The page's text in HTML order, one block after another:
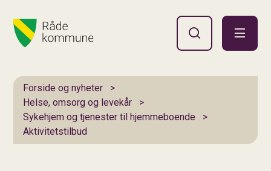
Du er her:
Forside og nyheter
Helse, omsorg og levekår
Sykehjem og tjenester til hjemmeboende
Aktivitetstilbud